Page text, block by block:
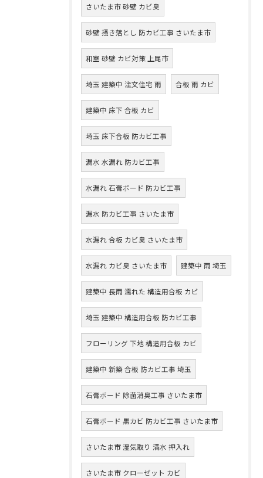
さいたま市 砂壁 カビ臭
砂壁 掻き落とし 防カビ工事 さいたま市
和室 砂壁 カビ対策 上尾市
埼玉 建築中 注文住宅 雨 合板 雨 カビ
建築中 床下 合板 カビ
埼玉 床下合板 防カビ工事
漏水 水漏れ 防カビ工事
水漏れ 石膏ボード 防カビ工事
漏水 防カビ工事 さいたま市
水漏れ 合板 カビ臭 さいたま市
水漏れ カビ臭 さいたま市 建築中 雨 埼玉
建築中 長雨 濡れた 構造用合板 カビ
埼玉 建築中 構造用合板 防カビ工事
フローリング 下地 構造用合板 カビ
建築中 新築 合板 防カビ工事 埼玉
石膏ボード 除菌消臭工事 さいたま市
石膏ボード 黒カビ 防カビ工事 さいたま市
さいたま市 湿気取り 満水 押入れ
さいたま市 クローゼット カビ